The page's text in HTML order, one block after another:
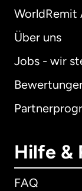
WorldRemit
Über uns
Jobs - wir
Hilfe &
FAQ